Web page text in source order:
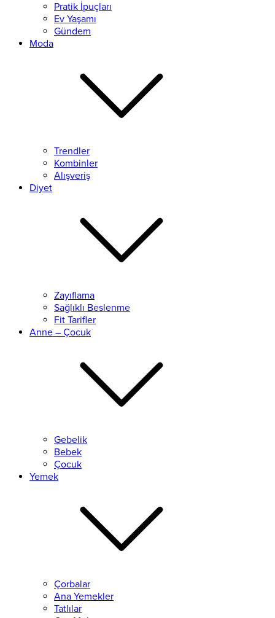
Pratik İpuçları
Ev Yaşamı
Gündem
Moda
Trendler
Kombinler
Alışveriş
Diyet
Zayıflama
Sağlıklı Beslenme
Fit Tarifler
Anne – Çocuk
Gebelik
Bebek
Çocuk
Yemek
Çorbalar
Ana Yemekler
Tatlılar